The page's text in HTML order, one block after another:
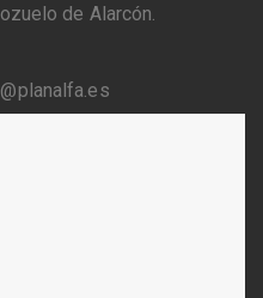
de Alarcón.